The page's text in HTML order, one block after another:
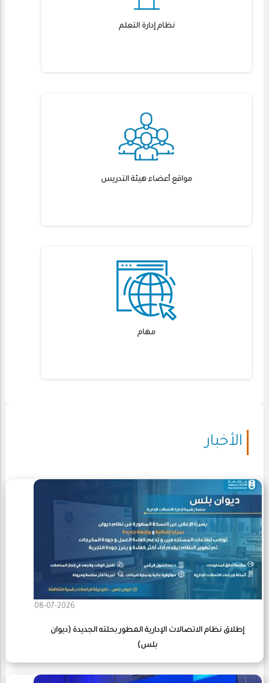
نظام إدارة التعلم
مواقع أعضاء هيئة التدريس
مهام
الأخبار
08-07-2026
إطلاق نظام الاتصالات الإدارية المطور بحلته الجديدة (ديوان
بلس)